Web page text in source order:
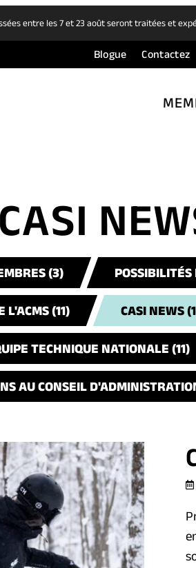
entre les 7 et 23 août seront traitées et
Blogue Contactez
CASI
(3) POSSIBILITÉS
L'ACMS (11) CASI NEWS
TECHNIQUE NATIONALE (11)
AU CONSEIL